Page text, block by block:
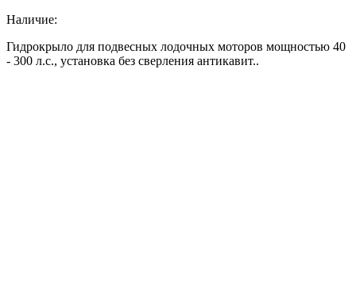
Наличие:
Гидрокрыло для подвесных лодочных моторов мощностью 40
- 300 л.c., установка без сверления антикавит..